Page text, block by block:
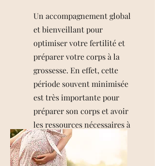
Un accompagnement global
et bienveillant pour
optimiser votre fertilité et
préparer votre corps à la
grossesse. En effet, cette
période souvent minimisée
est très importante pour
préparer son corps et avoir
les ressources nécessaires à
l'arrivée de bébé